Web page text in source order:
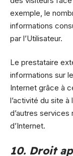
exemple, le
informations
par l’Utilisateur.
Le prestataire
informations sur
Internet grâce à
l’activité du site
d’autres services
d’Internet.
10. Droit